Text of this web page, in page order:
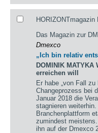
Das Magazin zur
Dmexco
„Ich bin relativ
DOMINIK
erreichen will
Er habe „von Fall
Changeprozess bei
Januar 2018 die
stagnieren
Branchenplattform
zumindest
ihn auf der Dmexco